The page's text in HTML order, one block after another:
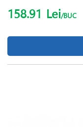
158.91 Lei/BUC